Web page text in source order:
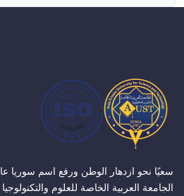
سعيًا نحو ازدهار الوطن ورفع اسم سوريا
الجامعة العربية الخاصة للعلوم